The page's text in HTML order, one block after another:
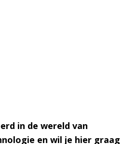
in de wereld van
en wil je hier graag